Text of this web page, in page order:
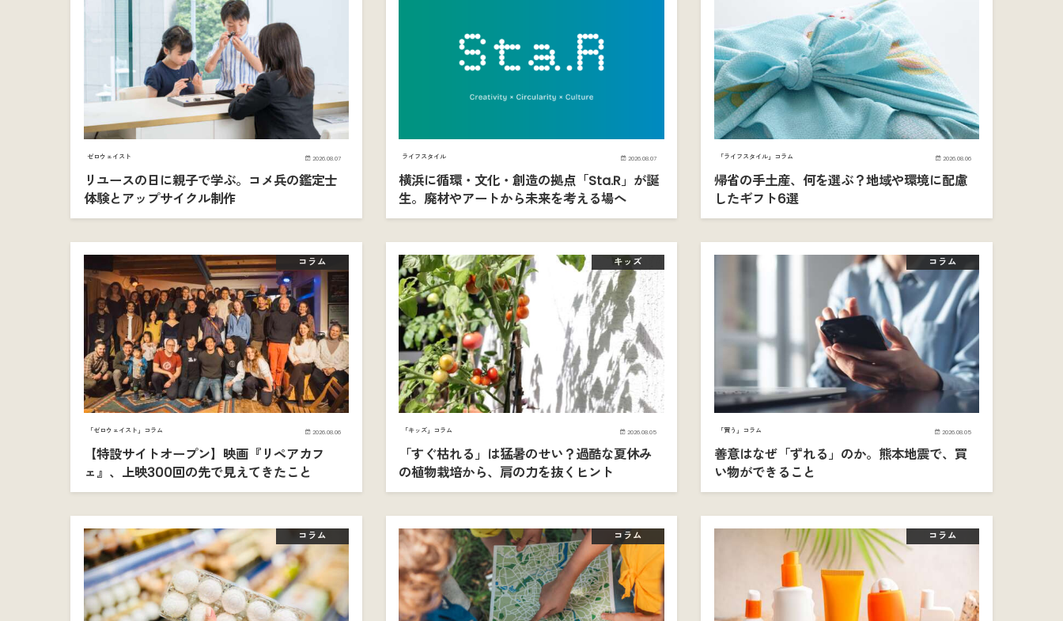
ゼロウェイスト 2026.08.07
リユースの日に親子で学ぶ。コメ兵の鑑定士
体験とアップサイクル制作
ライフスタイル 2026.08.07
横浜に循環・文化・創造の拠点「Sta.R」が誕
生。廃材やアートから未来を考える場へ
「ライフスタイル」コラム 2026.08.06
帰省の手土産、何を選ぶ？地域や環境に配慮
したギフト6選
コラム
「ゼロウェイスト」コラム 2026.08.06
【特設サイトオープン】映画『リペアカフ
ェ』、上映300回の先で見えてきたこと
キッズ
「キッズ」コラム 2026.08.05
「すぐ枯れる」は猛暑のせい？過酷な夏休み
の植物栽培から、肩の力を抜くヒント
コラム
「買う」コラム 2026.08.05
善意はなぜ「ずれる」のか。熊本地震で、買
い物ができること
コラム コラム コラム